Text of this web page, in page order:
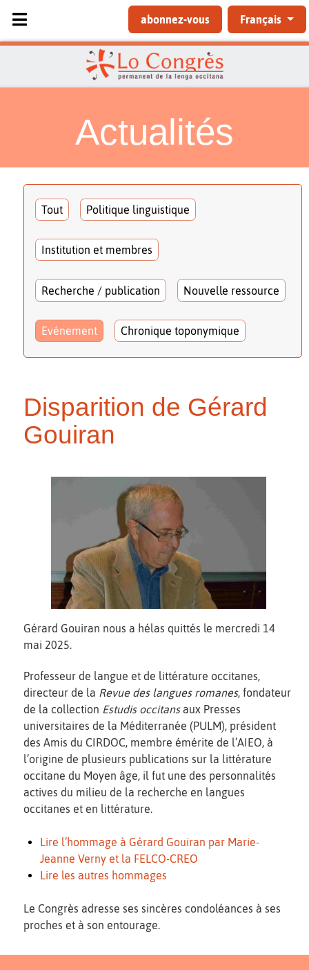
Sélectionnez votre langue
abonnez-vous Français
Actualités
Tout Politique linguistique
Institution et membres
Recherche / publication Nouvelle ressource
Evénement Chronique toponymique
Disparition de Gérard
Gouiran
Gérard Gouiran nous a hélas quittés le mercredi 14
mai 2025.
Professeur de langue et de littérature occitanes,
directeur de la Revue des langues romanes, fondateur
de la collection Estudis occitansaux Presses
universitaires de la Méditerranée (PULM), président
des Amis du CIRDOC, membre émérite de l’AIEO, à
l’origine de plusieurs publications sur la littérature
occitane du Moyen âge, il fut une des personnalités
actives du milieu de la recherche en langues
occitanes et en littérature.
Lire l’hommage à Gérard Gouiran par Marie-
Jeanne Verny et la FELCO-CREO
Lire les autres hommages
Le Congrès adresse ses sincères condoléances à ses
proches et à son entourage.